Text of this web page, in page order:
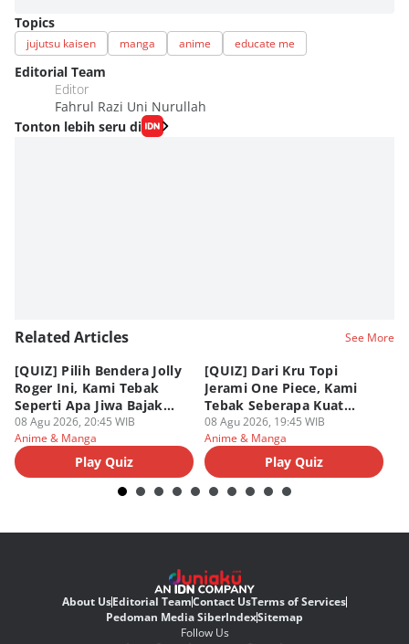
Topics
jujutsu kaisen manga anime educate me
Editorial Team
Editor
Fahrul Razi Uni Nurullah
Tonton lebih seru di
Related Articles See More
[QUIZ] Pilih Bendera Jolly
Roger Ini, Kami Tebak
Seperti Apa Jiwa Bajak
Laut Dalam Dirimu
08 Agu 2026, 20:45 WIB
Anime & Manga
Play Quiz
[QUIZ] Dari Kru Topi
Jerami One Piece, Kami
Tebak Seberapa Kuat
Mentalmu
08 Agu 2026, 19:45 WIB
Anime & Manga
Play Quiz
About UsEditorial TeamContact UsTerms of Services
Pedoman Media SiberIndexSitemap
Follow Us